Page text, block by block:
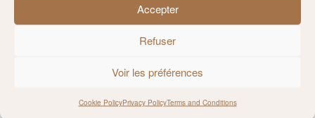
Accepter
Refuser
Voir les préférences
Cookie PolicyPrivacy PolicyTerms and Conditions